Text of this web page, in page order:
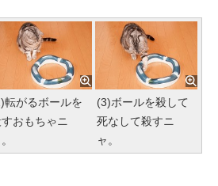
転がるボールを
おもちゃニ
(3)ボールを殺して
死なして殺すニ
ャ。